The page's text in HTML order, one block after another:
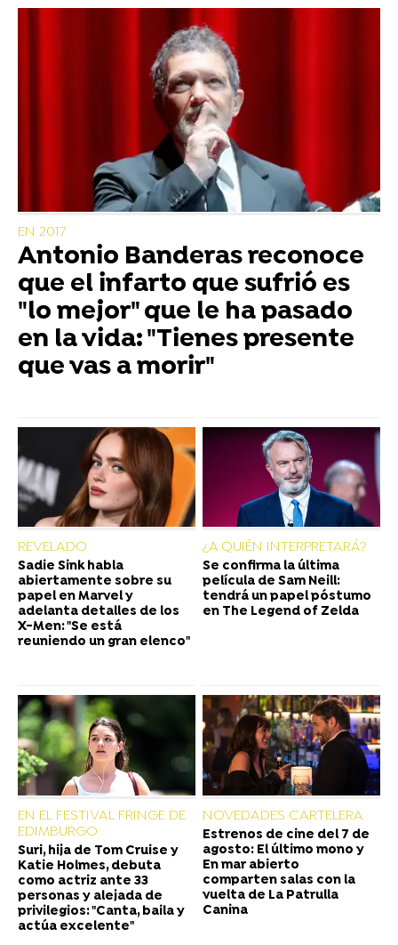
EN 2017
Antonio Banderas reconoce
que el infarto que sufrió es
"lo mejor" que le ha pasado
en la vida: "Tienes presente
que vas a morir"
REVELADO
Sadie Sink habla
abiertamente sobre su
papel en Marvel y
adelanta detalles de los
X-Men: "Se está
reuniendo un gran elenco"
¿A QUIÉN INTERPRETARÁ?
Se confirma la última
película de Sam Neill:
tendrá un papel póstumo
en The Legend of Zelda
EN EL FESTIVAL FRINGE DE
EDIMBURGO
Suri, hija de Tom Cruise y
Katie Holmes, debuta
como actriz ante 33
personas y alejada de
privilegios: "Canta, baila y
actúa excelente"
NOVEDADES CARTELERA
Estrenos de cine del 7 de
agosto: El último mono y
En mar abierto
comparten salas con la
vuelta de La Patrulla
Canina